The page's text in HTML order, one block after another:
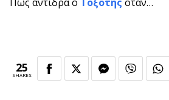
25
SHARES